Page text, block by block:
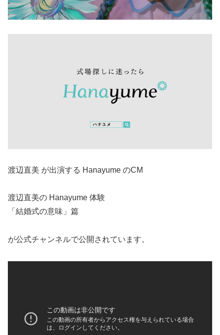
渡辺直美 が出演する Hanayume のCM
渡辺直美の Hanayume 体験
「結婚式の意味」篇
が公式チャンネルで公開されています。